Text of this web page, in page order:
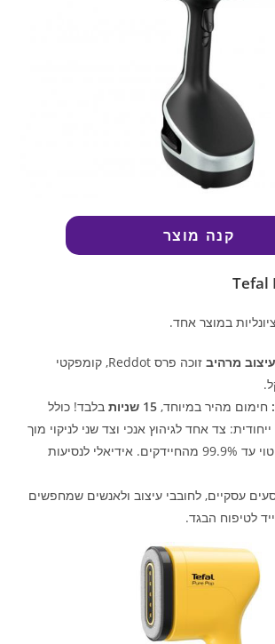
קנה מוצר
Tefal
במוצר אחד.
עיצוב מרהיב
זוכה פרס Reddot, קומפקטי
חימום מהיר במיוחד,15 שניות
בלבד! כולל
צד אחד לגיהוץ אנכי וצד שני לניקוי מוך
ורענון אריגים. חיטוי עד 99.9% מהחיידקים. אידיאלי לנסיעות
עסקיים, לחובבי עיצוב ולאנשים שמחפשים
לטיפוח הבגד.